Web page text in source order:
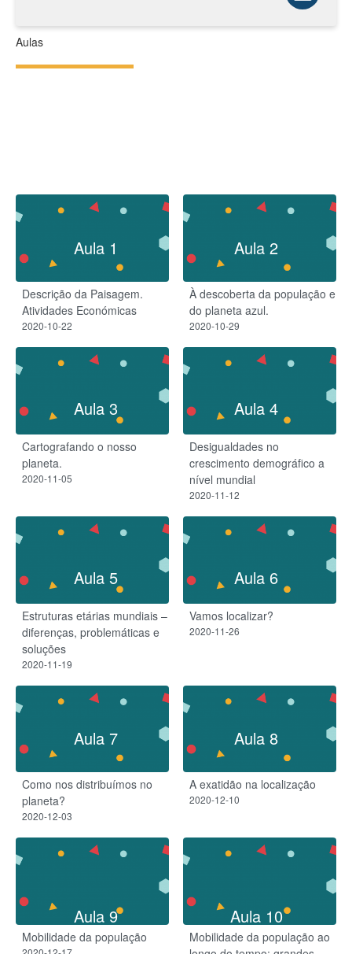
Aulas
Aula 1
Descrição da Paisagem.
Atividades Económicas
2020-10-22
Aula 2
À descoberta da população e
do planeta azul.
2020-10-29
Aula 3
Cartografando o nosso
planeta.
2020-11-05
Aula 4
Desigualdades no
crescimento demográfico a
nível mundial
2020-11-12
Aula 5
Estruturas etárias mundiais –
diferenças, problemáticas e
soluções
2020-11-19
Aula 6
Vamos localizar?
2020-11-26
Aula 7
Como nos distribuímos no
planeta?
2020-12-03
Aula 8
A exatidão na localização
2020-12-10
Aula 9
Mobilidade da população
Aula 10
Mobilidade da população ao